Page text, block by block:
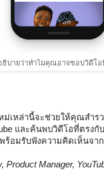
ธิบายว่าทำไมคุณอาจชอบวิดีโ
หม่เหล่านี้จะช่วยให้คุณสำร
และค้นพบวิดีโอที่ตรง
พร้อมรับฟังความคิดเห็นจา
Product Manager,